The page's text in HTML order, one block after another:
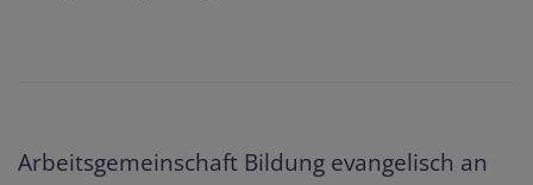
Arbeitsgemeinschaft Bildung evangelisch an